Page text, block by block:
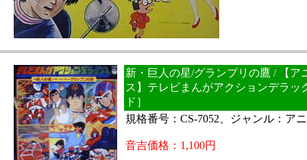
新・巨人の星/グランプリの鷹 / 【ア
ス】テレビまんがアクションデラッ
ド］
規格番号：CS-7052、ジャンル：ア
音吉価格：1,100円